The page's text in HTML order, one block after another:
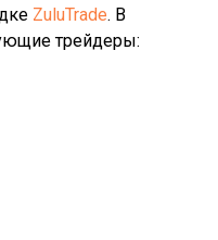
ZuluTrade. В
трейдеры: